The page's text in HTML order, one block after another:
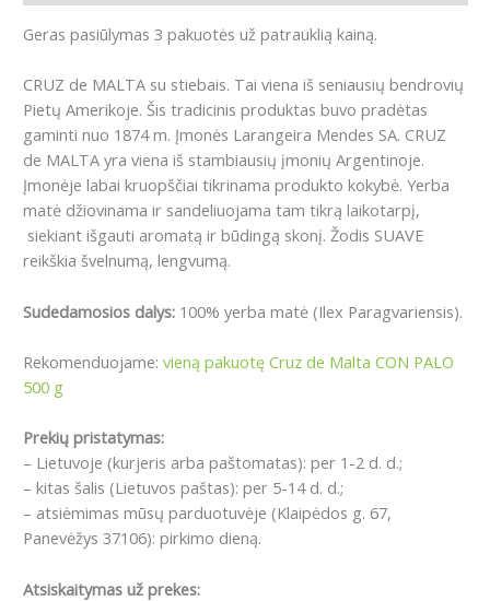
Geras pasiūlymas 3 pakuotės už patrauklią kainą.
CRUZ de MALTA su stiebais. Tai viena iš seniausių bendrovių
Pietų Amerikoje. Šis tradicinis produktas buvo pradėtas
gaminti nuo 1874 m. Įmonės Larangeira Mendes SA. CRUZ
de MALTA yra viena iš stambiausių įmonių Argentinoje.
Įmonėje labai kruopščiai tikrinama produkto kokybė. Yerba
matė džiovinama ir sandeliuojama tam tikrą laikotarpį,
siekiant išgauti aromatą ir būdingą skonį. Žodis SUAVE
reikškia švelnumą, lengvumą.
Sudedamosios dalys: 100% yerba matė (Ilex Paragvariensis).
Rekomenduojame: vieną pakuotę Cruz de Malta CON PALO
500 g
Prekių pristatymas:
– Lietuvoje (kurjeris arba paštomatas): per 1-2 d. d.;
– kitas šalis (Lietuvos paštas): per 5-14 d. d.;
– atsiėmimas mūsų parduotuvėje (Klaipėdos g. 67,
Panevėžys 37106): pirkimo dieną.
Atsiskaitymas už prekes: